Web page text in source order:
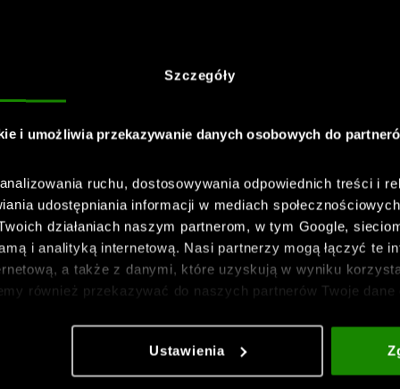
Szczegóły
i umożliwia przekazywanie danych osobowych do
ruchu, dostosowywania odpowiednich treści i
udostępniania informacji w mediach
działaniach naszym partnerom, w tym Google,
i analityką internetową. Nasi partnerzy mogą łączyć te
a także z danymi, które uzyskują w wyniku
również przekazywać do naszych partnerów Twoje
informacje znajdziesz w naszej
Polityce
Ustawienia